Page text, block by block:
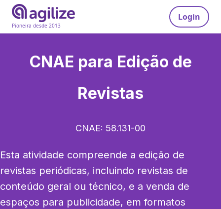
Pioneira desde 2013
Login
CNAE para Edição de
Revistas
CNAE: 58.131-00
Esta atividade compreende a edição de
revistas periódicas, incluindo revistas de
conteúdo geral ou técnico, e a venda de
espaços para publicidade, em formatos